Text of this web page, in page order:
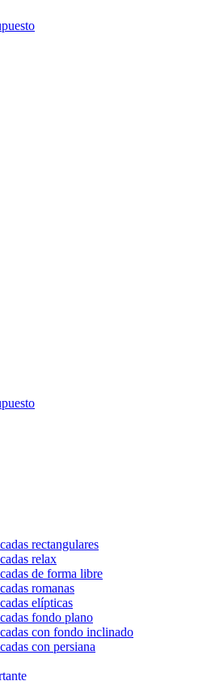
rectangulares
relax
de forma libre
romanas
elípticas
fondo plano
con fondo inclinado
con persiana